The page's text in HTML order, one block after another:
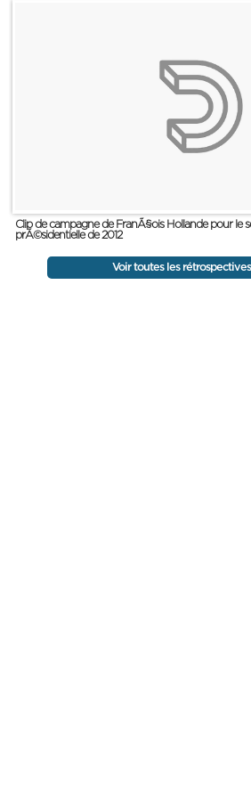
Clip de campagne de FranÃ§ois Hollande pour le
prÃ©sidentielle de 2012
Voir toutes les